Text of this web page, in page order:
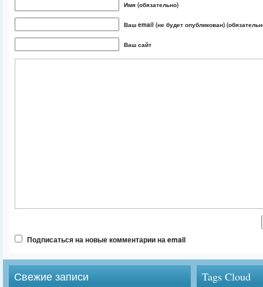
Имя (обязательно)
Ваш email (не будет опубликован)
Ваш сайт
Подписаться на новые комментарии на email
Свежие записи Tags Cloud